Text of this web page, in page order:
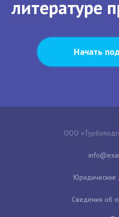
литературе
Начать
ООО
Юридические
Сведения об